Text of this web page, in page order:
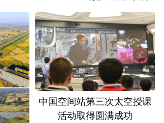
福建 江西
湖北 湖南
海南 重庆
云南 西藏
青海 宁夏
中国空间站第三次太空授课
活动取得圆满成功